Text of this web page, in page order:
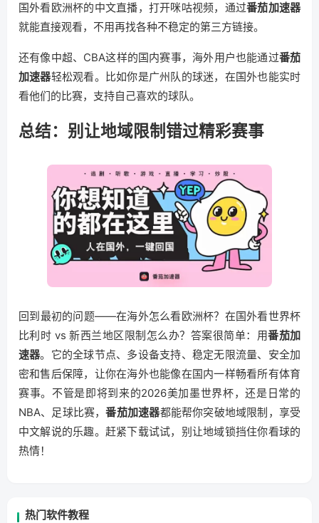
国外看欧洲杯的中文直播，打开咪咕视频，通过番茄加速器
就能直接观看，不用再找各种不稳定的第三方链接。
还有像中超、CBA这样的国内赛事，海外用户也能通过番茄
加速器轻松观看。比如你是广州队的球迷，在国外也能实时
看他们的比赛，支持自己喜欢的球队。
总结：别让地域限制错过精彩赛事
回到最初的问题——在海外怎么看欧洲杯？在国外看世界杯
比利时 vs 新西兰地区限制怎么办？答案很简单：用番茄加
速器。它的全球节点、多设备支持、稳定无限流量、安全加
密和售后保障，让你在海外也能像在国内一样畅看所有体育
赛事。不管是即将到来的2026美加墨世界杯，还是日常的
NBA、足球比赛，番茄加速器都能帮你突破地域限制，享受
中文解说的乐趣。赶紧下载试试，别让地域锁挡住你看球的
热情！
热门软件教程